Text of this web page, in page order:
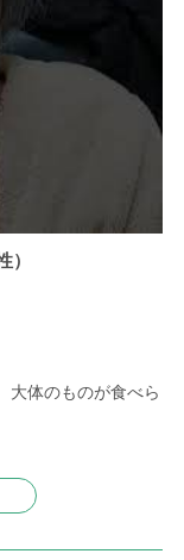
）
大体のものが食べら